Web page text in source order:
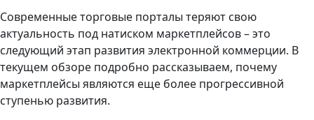
Современные торговые порталы теряют свою
актуальность под натиском маркетплейсов – это
следующий этап развития электронной коммерции. В
текущем обзоре подробно рассказываем, почему
маркетплейсы являются еще более прогрессивной
ступенью развития.